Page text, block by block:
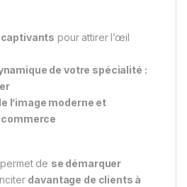
pour attirer l’œil
de votre spécialité :
l’image moderne et
de se démarquer
davantage de clients à